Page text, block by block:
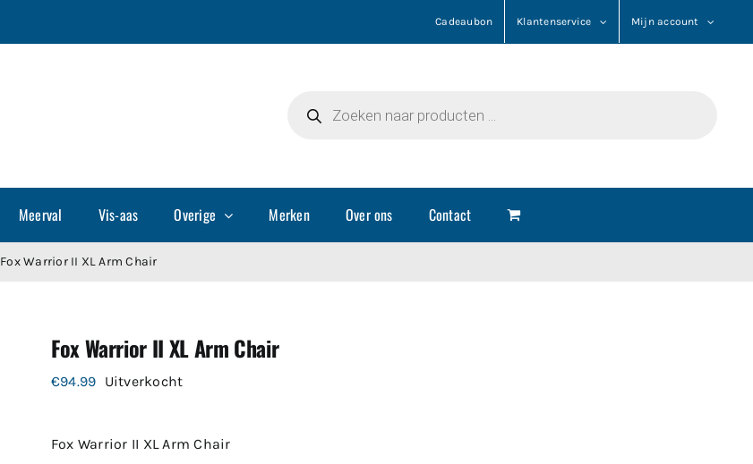
Cadeaubon Klantenservice Mijn account
zoeken
Meerval Vis-aas Overige Merken Over ons Contact
Fox Warrior II XL Arm Chair
Fox Warrior II XL Arm Chair
€94.99 Uitverkocht
Fox Warrior II XL Arm Chair